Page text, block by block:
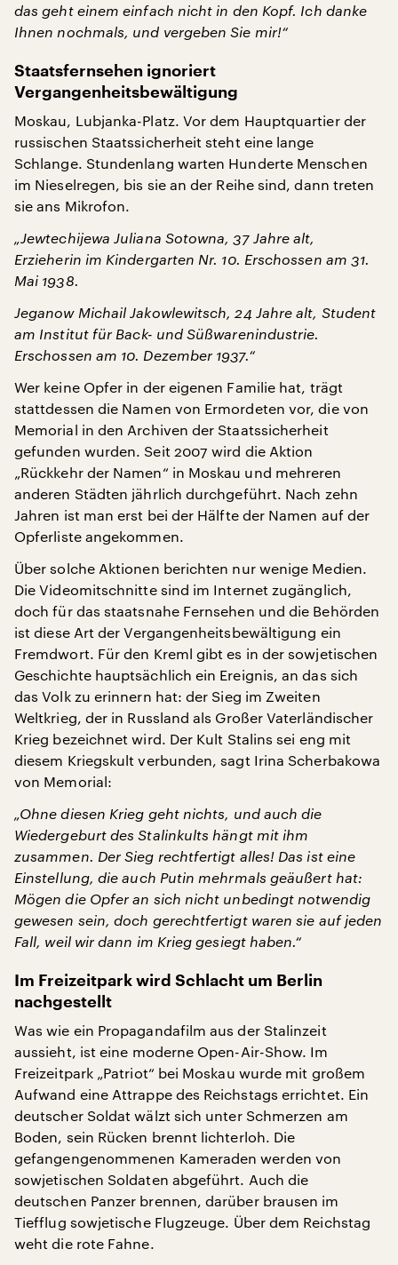
das geht einem einfach nicht in den Kopf. Ich danke
Ihnen nochmals, und vergeben Sie mir!“
Staatsfernsehen ignoriert
Vergangenheitsbewältigung
Moskau, Lubjanka-Platz. Vor dem Hauptquartier der
russischen Staatssicherheit steht eine lange
Schlange. Stundenlang warten Hunderte Menschen
im Nieselregen, bis sie an der Reihe sind, dann treten
sie ans Mikrofon.
„Jewtechijewa Juliana Sotowna, 37 Jahre alt,
Erzieherin im Kindergarten Nr. 10. Erschossen am 31.
Mai 1938.
Jeganow Michail Jakowlewitsch, 24 Jahre alt, Student
am Institut für Back- und Süßwarenindustrie.
Erschossen am 10. Dezember 1937.“
Wer keine Opfer in der eigenen Familie hat, trägt
stattdessen die Namen von Ermordeten vor, die von
Memorial in den Archiven der Staatssicherheit
gefunden wurden. Seit 2007 wird die Aktion
„Rückkehr der Namen“ in Moskau und mehreren
anderen Städten jährlich durchgeführt. Nach zehn
Jahren ist man erst bei der Hälfte der Namen auf der
Opferliste angekommen.
Über solche Aktionen berichten nur wenige Medien.
Die Videomitschnitte sind im Internet zugänglich,
doch für das staatsnahe Fernsehen und die Behörden
ist diese Art der Vergangenheitsbewältigung ein
Fremdwort. Für den Kreml gibt es in der sowjetischen
Geschichte hauptsächlich ein Ereignis, an das sich
das Volk zu erinnern hat: der Sieg im Zweiten
Weltkrieg, der in Russland als Großer Vaterländischer
Krieg bezeichnet wird. Der Kult Stalins sei eng mit
diesem Kriegskult verbunden, sagt Irina Scherbakowa
von Memorial:
„Ohne diesen Krieg geht nichts, und auch die
Wiedergeburt des Stalinkults hängt mit ihm
zusammen. Der Sieg rechtfertigt alles! Das ist eine
Einstellung, die auch Putin mehrmals geäußert hat:
Mögen die Opfer an sich nicht unbedingt notwendig
gewesen sein, doch gerechtfertigt waren sie auf jeden
Fall, weil wir dann im Krieg gesiegt haben.“
Im Freizeitpark wird Schlacht um Berlin
nachgestellt
Was wie ein Propagandafilm aus der Stalinzeit
aussieht, ist eine moderne Open-Air-Show. Im
Freizeitpark „Patriot“ bei Moskau wurde mit großem
Aufwand eine Attrappe des Reichstags errichtet. Ein
deutscher Soldat wälzt sich unter Schmerzen am
Boden, sein Rücken brennt lichterloh. Die
gefangengenommenen Kameraden werden von
sowjetischen Soldaten abgeführt. Auch die
deutschen Panzer brennen, darüber brausen im
Tiefflug sowjetische Flugzeuge. Über dem Reichstag
weht die rote Fahne.